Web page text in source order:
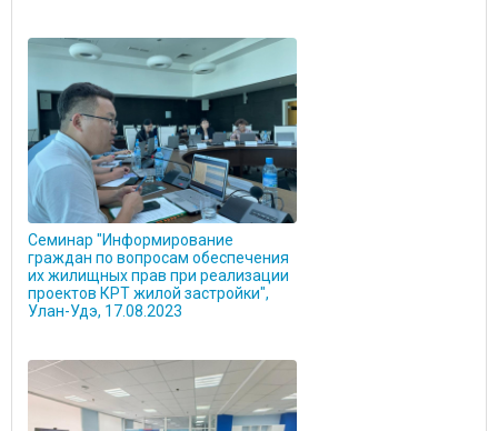
Семинар "Информирование
граждан по вопросам обеспечения
их жилищных прав при реализации
проектов КРТ жилой застройки",
Улан-Удэ, 17.08.2023